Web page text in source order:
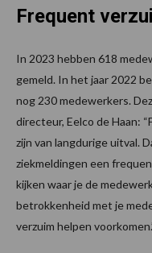
Frequent
In 2023 hebben 618
gemeld. In het jaar 2022
nog 230 medewerkers.
directeur, Eelco de Haan:
zijn van langdurige uitval.
ziekmeldingen een
kijken waar je de
betrokkenheid met je
verzuim helpen